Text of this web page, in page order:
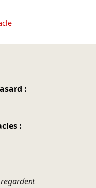
:
:
regardent